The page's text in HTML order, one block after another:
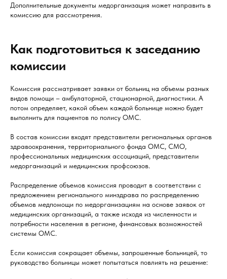
Дополнительные документы медорганизация может направить в
комиссию для рассмотрения.
Как подготовиться к заседанию
комиссии
Комиссия рассматривает заявки от больниц на объемы разных
видов помощи – амбулаторной, стационарной, диагностики. А
потом определяет, какой объем каждой больнице можно будет
выполнить для пациентов по полису ОМС.
В состав комиссии входят представители региональных органов
здравоохранения, территориального фонда ОМС, СМО,
профессиональных медицинских ассоциаций, представители
медорганизаций и медицинских профсоюзов.
Распределение объемов комиссия проводит в соответствии с
предложением регионального минздрава по распределению
объемов медпомощи по медорганизациям на основе заявок от
медицинских организаций, а также исходя из численности и
потребности населения в регионе, финансовых возможностей
системы ОМС.
Если комиссия сокращает объемы, запрошенные больницей, то
руководство больницы может попытаться повлиять на решение: